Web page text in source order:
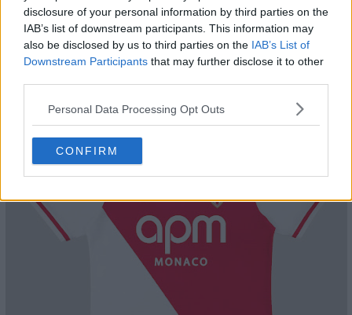
disclosure of your personal information by third parties on the
IAB’s list of downstream participants. This information may
also be disclosed by us to third parties on the IAB’s List of
Downstream Participants that may further disclose it to other
Personal Data Processing Opt Outs
CONFIRM